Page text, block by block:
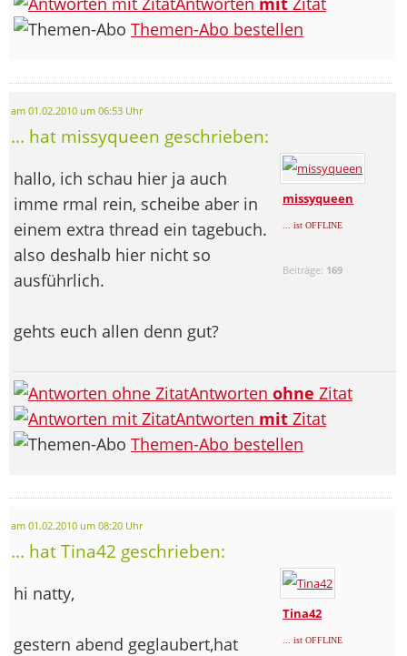
Themen-Abo bestellen
am 01.02.2010 um 06:53 Uhr
... hat missyqueen geschrieben:
missyqueen
... ist OFFLINE
Beiträge: 169
hallo, ich schau hier ja auch
imme rmal rein, scheibe aber in
einem extra thread ein tagebuch.
also deshalb hier nicht so
ausführlich.
gehts euch allen denn gut?
Antworten ohne Zitat
Antworten mit Zitat
Themen-Abo bestellen
am 01.02.2010 um 08:20 Uhr
... hat Tina42 geschrieben:
Tina42
... ist OFFLINE
hi natty,
gestern abend geglaubert,hat